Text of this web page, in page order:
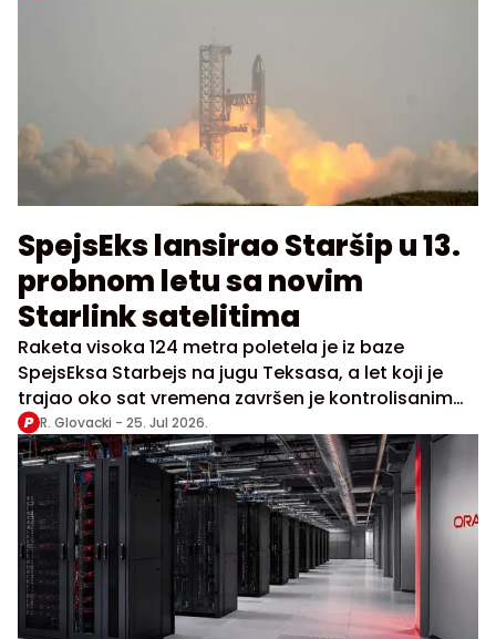
SpejsEks lansirao Staršip u 13.
probnom letu sa novim
Starlink satelitima
Raketa visoka 124 metra poletela je iz baze
SpejsEksa Starbejs na jugu Teksasa, a let koji je
trajao oko sat vremena završen je kontrolisanim
spuštanjem letelice u Indijski okean
R. Glovacki - 25. Jul 2026.